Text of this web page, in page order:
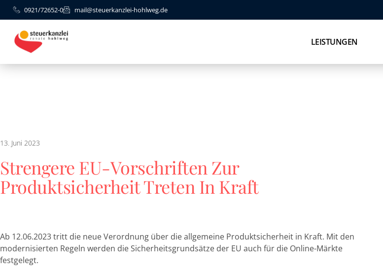
0921/72652-0 mail@steuerkanzlei-hohlweg.de
LEISTUNGEN
13. Juni 2023
Strengere EU-Vorschriften Zur
Produktsicherheit Treten In Kraft
Ab 12.06.2023 tritt die neue Verordnung über die allgemeine Produktsicherheit in Kraft. Mit den
modernisierten Regeln werden die Sicherheitsgrundsätze der EU auch für die Online-Märkte
festgelegt.